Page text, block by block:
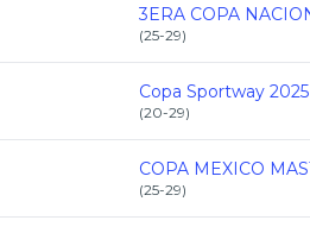
(25-29)
Copa Sportway 2025
(20-29)
(25-29)